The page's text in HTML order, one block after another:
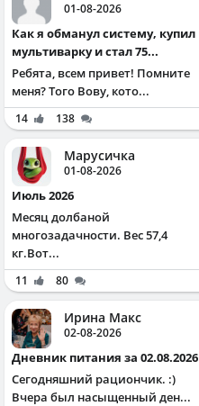
01-08-2026
Как я обманул систему, купил
мультиварку и стал 75...
Ребята, всем привет! Помните
меня? Того Вову, кото...
14 138
Марусичка
01-08-2026
Июль 2026
Месяц долбаной
многозадачности. Вес 57,4
кг.Вот...
11 80
Ирина Макс
02-08-2026
Дневник питания за 02.08.2026
Сегодняшний рациончик. :)
Вчера был насыщенный ден...